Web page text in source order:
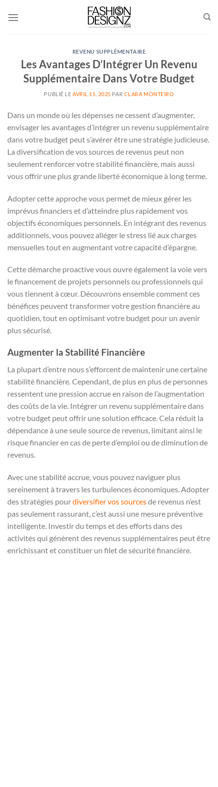
REVENU SUPPLÉMENTAIRE
Les Avantages D’Intégrer Un Revenu
Supplémentaire Dans Votre Budget
PUBLIÉ LEAVRIL 15, 2025 PAR CLARA MONTEIRO
Dans un monde où les dépenses ne cessent d’augmenter,
envisager les avantages d’intégrer un revenu supplémentaire
dans votre budget peut s’avérer être une stratégie judicieuse.
La diversification de vos sources de revenus peut non
seulement renforcer votre stabilité financière, mais aussi
vous offrir une plus grande liberté économique à long terme.
Adopter cette approche vous permet de mieux gérer les
imprévus financiers et d’atteindre plus rapidement vos
objectifs économiques personnels. En intégrant des revenus
additionnels, vous pouvez alléger le stress lié aux charges
mensuelles tout en augmentant votre capacité d’épargne.
Cette démarche proactive vous ouvre également la voie vers
le financement de projets personnels ou professionnels qui
vous tiennent à cœur. Découvrons ensemble comment ces
bénéfices peuvent transformer votre gestion financière au
quotidien, tout en optimisant votre budget pour un avenir
plus sécurisé.
Augmenter la Stabilité Financière
La plupart d’entre nous s’efforcent de maintenir une certaine
stabilité financière. Cependant, de plus en plus de personnes
ressentent une pression accrue en raison de l’augmentation
des coûts de la vie. Intégrer un revenu supplémentaire dans
votre budget peut offrir une solution efficace. Cela réduit la
dépendance à une seule source de revenus, limitant ainsi le
risque financier en cas de perte d’emploi ou de diminution de
revenus.
Avec une stabilité accrue, vous pouvez naviguer plus
sereinement à travers les turbulences économiques. Adopter
des stratégies pourdiversifier vos sourcesde revenus n’est
pas seulement rassurant, c’est aussi une mesure préventive
intelligente. Investir du temps et des efforts dans des
activités qui génèrent des revenus supplémentaires peut être
enrichissant et constituer un filet de sécurité financière.